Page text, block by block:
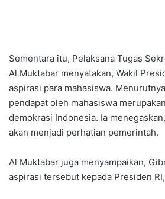
Sementara itu, Pelaksana Tugas
Al Muktabar menyatakan, Wakil
aspirasi para mahasiswa.
pendapat oleh mahasiswa
demokrasi Indonesia. Ia
akan menjadi perhatian pemerintah.
Al Muktabar juga menyampaikan,
aspirasi tersebut kepada Presiden